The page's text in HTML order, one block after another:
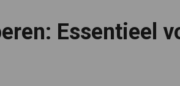
Essentieel